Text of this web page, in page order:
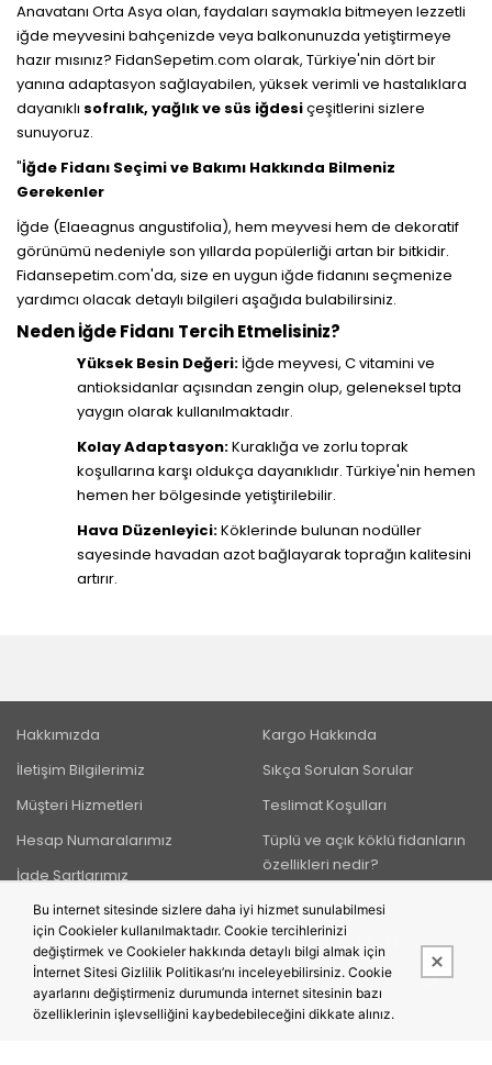
Anavatanı Orta Asya olan, faydaları saymakla bitmeyen lezzetli
iğde meyvesini bahçenizde veya balkonunuzda yetiştirmeye
hazır mısınız? FidanSepetim.com olarak, Türkiye'nin dört bir
yanına adaptasyon sağlayabilen, yüksek verimli ve hastalıklara
dayanıklı sofralık, yağlık ve süs iğdesiçeşitlerini sizlere
sunuyoruz.
"İğde Fidanı Seçimi ve Bakımı Hakkında Bilmeniz
Gerekenler
İğde (Elaeagnus angustifolia), hem meyvesi hem de dekoratif
görünümü nedeniyle son yıllarda popülerliği artan bir bitkidir.
Fidansepetim.com'da, size en uygun iğde fidanını seçmenize
yardımcı olacak detaylı bilgileri aşağıda bulabilirsiniz.
Neden İğde Fidanı Tercih Etmelisiniz?
Yüksek Besin Değeri: İğde meyvesi, C vitamini ve
antioksidanlar açısından zengin olup, geleneksel tıpta
yaygın olarak kullanılmaktadır.
Kolay Adaptasyon:Kuraklığa ve zorlu toprak
koşullarına karşı oldukça dayanıklıdır. Türkiye'nin hemen
hemen her bölgesinde yetiştirilebilir.
Hava Düzenleyici:Köklerinde bulunan nodüller
sayesinde havadan azot bağlayarak toprağın kalitesini
artırır.
Hakkımızda
İletişim Bilgilerimiz
Müşteri Hizmetleri
Hesap Numaralarımız
İade Şartlarımız
Kargo Hakkında
Sıkça Sorulan Sorular
Teslimat Koşulları
Tüplü ve açık köklü fidanların
özellikleri nedir?
BIZI TAKIP EDIN
Bu internet sitesinde sizlere daha iyi hizmet sunulabilmesi
için Cookieler kullanılmaktadır. Cookie tercihlerinizi
değiştirmek ve Cookieler hakkında detaylı bilgi almak için
İnternet Sitesi Gizlilik Politikası’nı inceleyebilirsiniz. Cookie
ayarlarını değiştirmeniz durumunda internet sitesinin bazı
özelliklerinin işlevselliğini kaybedebileceğini dikkate alınız.